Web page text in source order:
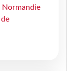
Normandie